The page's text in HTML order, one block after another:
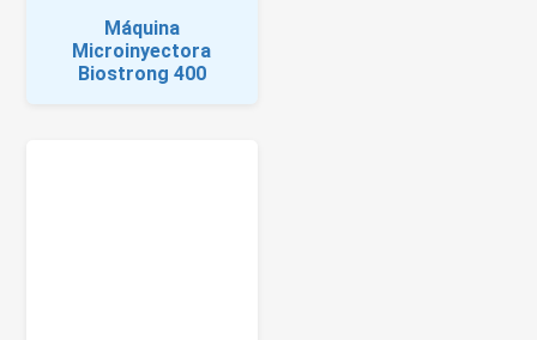
Máquina
Microinyectora
Biostrong 400